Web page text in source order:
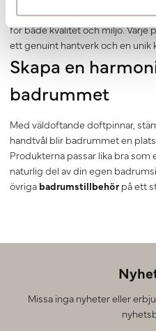
innehåller naturliga
för både kvalitet och miljö. Varje
ett genuint hantverk och en unik
Skapa en
badrummet
Med väldoftande doftpinnar,
handtvål blir badrummet en
Produkterna passar lika bra
naturlig del av din egen
övriga badrumstillbehörpå ett
Missa inga nyheter eller